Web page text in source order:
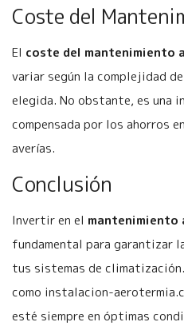
Coste del
El coste del mantenimiento
variar según la complejidad
elegida. No obstante, es una
compensada por los ahorros
averías.
Conclusión
Invertir en el mantenimiento
fundamental para garantizar
tus sistemas de
como instalacion-
esté siempre en óptimas